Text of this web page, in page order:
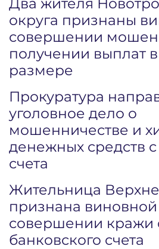
округа признаны
совершении
получении выплат
размере
Прокуратура
уголовное дело о
мошенничестве и
денежных средств
счета
Жительница
признана виновной
совершении кражи
банковского счета